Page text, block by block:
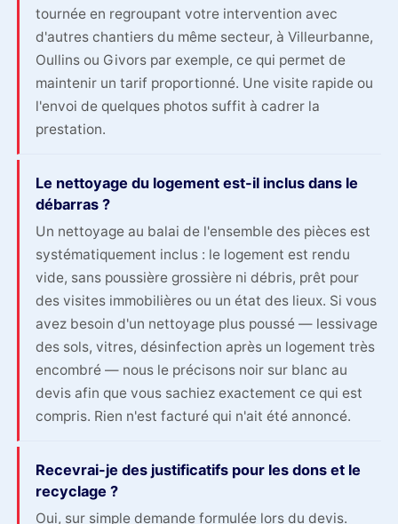
tournée en regroupant votre intervention avec
d'autres chantiers du même secteur, à Villeurbanne,
Oullins ou Givors par exemple, ce qui permet de
maintenir un tarif proportionné. Une visite rapide ou
l'envoi de quelques photos suffit à cadrer la
prestation.
Le nettoyage du logement est-il inclus dans le
débarras ?
Un nettoyage au balai de l'ensemble des pièces est
systématiquement inclus : le logement est rendu
vide, sans poussière grossière ni débris, prêt pour
des visites immobilières ou un état des lieux. Si vous
avez besoin d'un nettoyage plus poussé — lessivage
des sols, vitres, désinfection après un logement très
encombré — nous le précisons noir sur blanc au
devis afin que vous sachiez exactement ce qui est
compris. Rien n'est facturé qui n'ait été annoncé.
Recevrai-je des justificatifs pour les dons et le
recyclage ?
Oui, sur simple demande formulée lors du devis.